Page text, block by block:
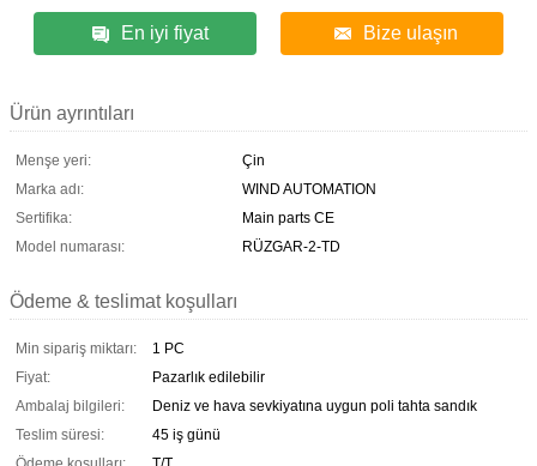
En iyi fiyat Bize ulaşın
Ürün ayrıntıları
Menşe yeri:
Çin
Marka adı:
WIND AUTOMATION
Sertifika:
Main parts CE
Model numarası:
RÜZGAR-2-TD
Ödeme & teslimat koşulları
Min sipariş miktarı:
1 PC
Fiyat:
Pazarlık edilebilir
Ambalaj bilgileri:
Deniz ve hava sevkiyatına uygun poli tahta sandık
Teslim süresi:
45 iş günü